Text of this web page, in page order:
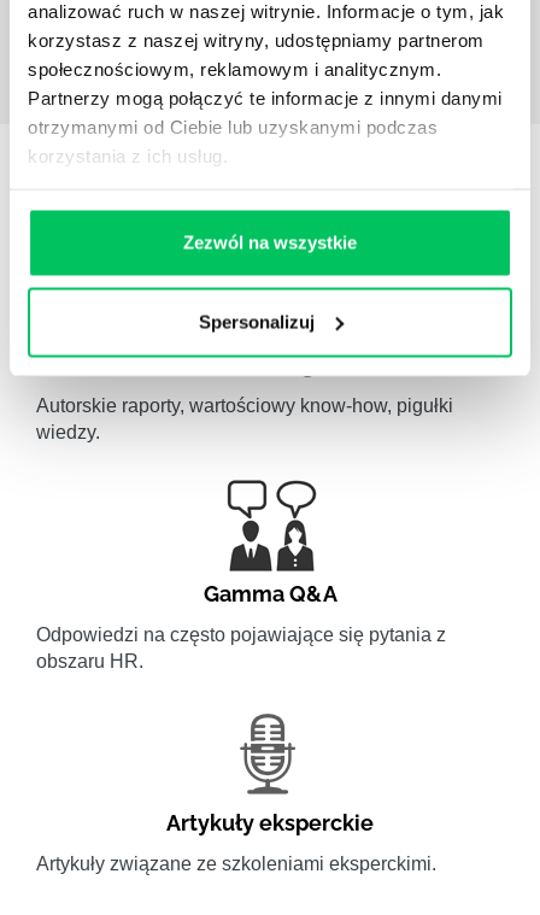
analizować ruch w naszej witrynie. Informacje o tym, jak
korzystasz z naszej witryny, udostępniamy partnerom
społecznościowym, reklamowym i analitycznym.
Partnerzy mogą połączyć te informacje z innymi danymi
otrzymanymi od Ciebie lub uzyskanymi podczas
korzystania z ich usług.
Zezwól na wszystkie
Spersonalizuj
STREFY WIEDZY
WikiGamma,Delegowanie,HR
Autorskie raporty, wartościowy know-how, pigułki
wiedzy.
Gamma Q&A
Odpowiedzi na często pojawiające się pytania z
obszaru HR.
Artykuły eksperckie
Artykuły związane ze szkoleniami eksperckimi.